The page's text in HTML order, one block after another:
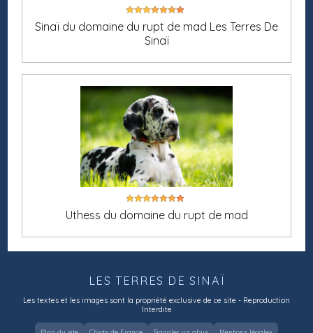
Sinaï du domaine du rupt de mad Les Terres De
Sinaï
Uthess du domaine du rupt de mad
LES TERRES DE SINAÏ
Les textes et les images sont la propriété exclusive de ce site - Reproduction
Interdite